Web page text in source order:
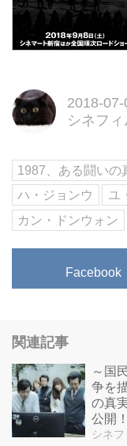
2018-07-
シネフ
1987、ある闘いの
ハ・ジョンウ
ユ
カン・ドンウォン
Facebook
関連記事
～国
争を
の真
公開！
シネ